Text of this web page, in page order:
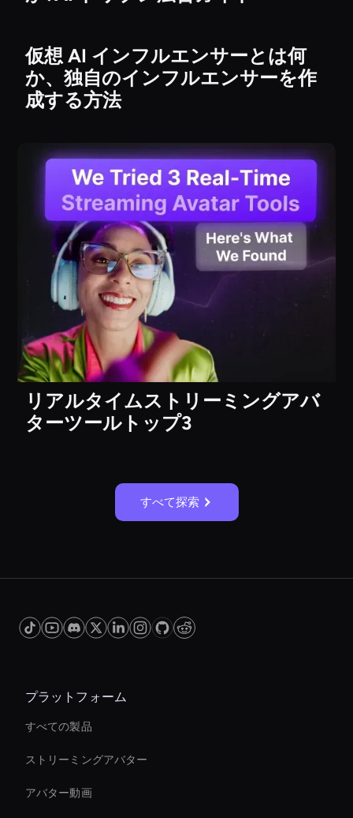
仮想 AI インフルエンサーとは何
か、独自のインフルエンサーを作
成する方法
リアルタイムストリーミングアバ
ターツールトップ3
すべて探索
プラットフォーム
すべての製品
ストリーミングアバター
アバター動画